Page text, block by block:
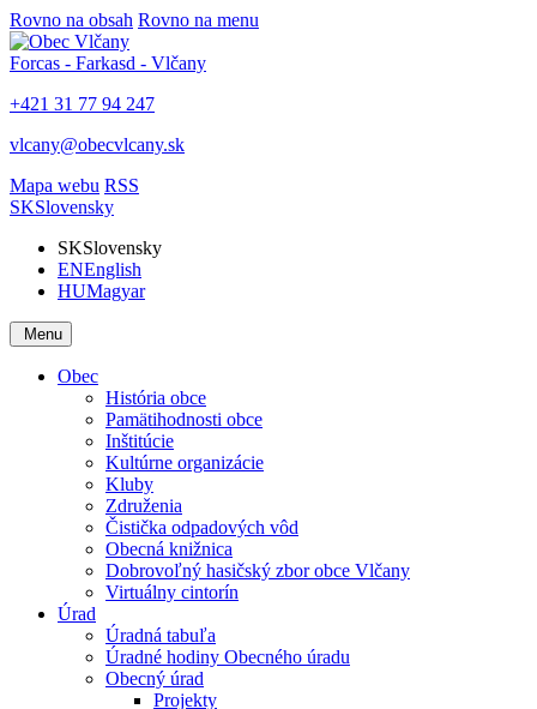
Rovno na obsah Rovno na menu
Forcas - Farkasd - Vlčany
+421 31 77 94 247
vlcany@obecvlcany.sk
Mapa webu RSS
SKSlovensky
SKSlovensky
ENEnglish
HUMagyar
Menu
Obec
História obce
Pamätihodnosti obce
Inštitúcie
Kultúrne organizácie
Kluby
Združenia
Čistička odpadových vôd
Obecná knižnica
Dobrovoľný hasičský zbor obce Vlčany
Virtuálny cintorín
Úrad
Úradná tabuľa
Úradné hodiny Obecného úradu
Obecný úrad
Projekty